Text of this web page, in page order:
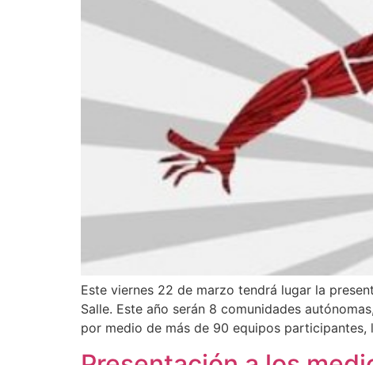
Este viernes 22 de marzo tendrá lugar la
Salle. Este año serán 8 comunidades
por medio de más de 90 equipos